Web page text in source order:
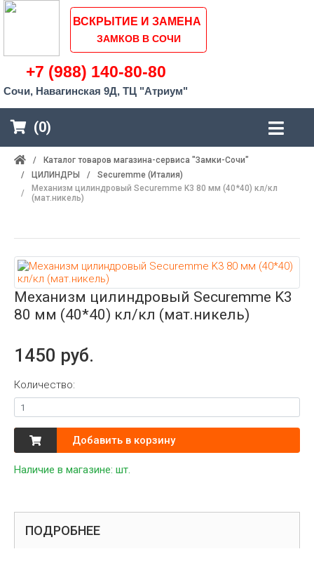
ВСКРЫТИЕ И ЗАМЕНА
ЗАМКОВ В СОЧИ
+7 (988) 140-80-80
Сочи, Навагинская 9Д, ТЦ "Атриум"
(0)
/
Каталог товаров магазина-сервиса "Замки-Сочи"
/
ЦИЛИНДРЫ /
Securemme (Италия)
/
Механизм цилиндровый Securemme K3 80 мм (40*40) кл/кл
(мат.никель)
Механизм цилиндровый Securemme K3
80 мм (40*40) кл/кл (мат.никель)
1450 руб.
Количество:
Добавить в корзину
Наличие в магазине: шт.
ПОДРОБНЕЕ